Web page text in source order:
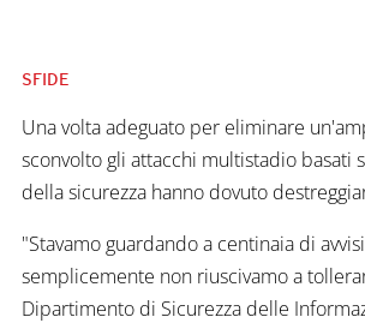
SFIDE
Una volta adeguato per eliminare
sconvolto gli attacchi multistadio
della sicurezza hanno dovuto
"Stavamo guardando a centinaia di
semplicemente non riuscivamo a
Dipartimento di Sicurezza delle